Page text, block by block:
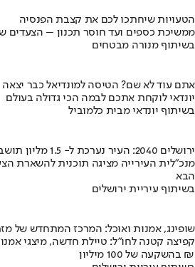
הטעויות שיחתכו לכם את קצבת הפנסיה
ממשיכת כספים ועד חוסר תכנון – הצעדים
בשיתוף מנורה מבטחים
אתם עוד לא שם? הטיסה למונדיאל כבר יצאה
יונדאי לוקחת אתכם לבמה הכי גדולה בעולם
בשיתוף יונדאי מבית כלמוביל
ירושלים 2040: העיר נערכת ל- 1.5 מליון תושבים
מנכ"לית העירייה מציגה תוכנית להשארת
הבא
בשיתוף עיריית ירושלים
שופינג, אמנות ואוכל: המרכז המתחדש של
קפיצה קטנה לחו"ל: טיילת חדשה, מיצגי
בהשקעה של 100 מיליון ₪